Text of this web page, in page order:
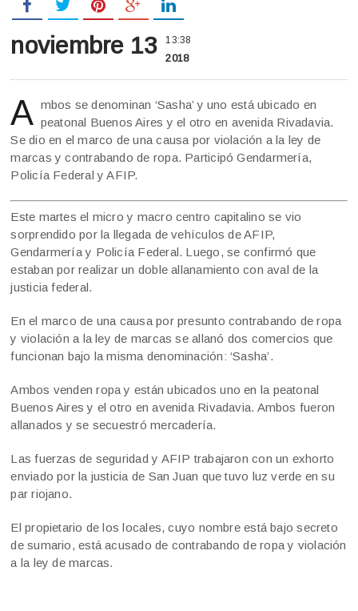
noviembre 13 13:38
2018
A mbos se denominan ‘Sasha’ y uno está ubicado en
peatonal Buenos Aires y el otro en avenida Rivadavia.
Se dio en el marco de una causa por violación a la ley de
marcas y contrabando de ropa. Participó Gendarmería,
Policía Federal y AFIP.
Este martes el micro y macro centro capitalino se vio
sorprendido por la llegada de vehículos de AFIP,
Gendarmería y Policía Federal. Luego, se confirmó que
estaban por realizar un doble allanamiento con aval de la
justicia federal.
En el marco de una causa por presunto contrabando de ropa
y violación a la ley de marcas se allanó dos comercios que
funcionan bajo la misma denominación: ‘Sasha’.
Ambos venden ropa y están ubicados uno en la peatonal
Buenos Aires y el otro en avenida Rivadavia. Ambos fueron
allanados y se secuestró mercadería.
Las fuerzas de seguridad y AFIP trabajaron con un exhorto
enviado por la justicia de San Juan que tuvo luz verde en su
par riojano.
El propietario de los locales, cuyo nombre está bajo secreto
de sumario, está acusado de contrabando de ropa y violación
a la ley de marcas.